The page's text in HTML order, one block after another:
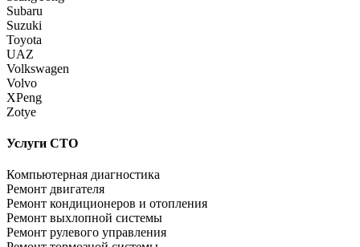
Subaru
Suzuki
Toyota
UAZ
Volkswagen
Volvo
XPeng
Zotye
Услуги СТО
Компьютерная диагностика
Ремонт двигателя
Ремонт кондиционеров и отопления
Ремонт выхлопной системы
Ремонт рулевого управления